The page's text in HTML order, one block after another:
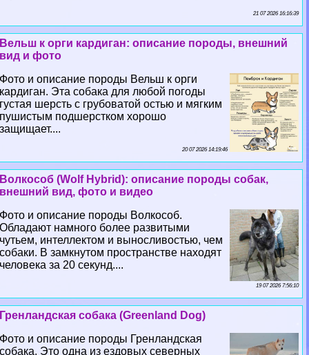
21 07 2026 16:16:39
Вельш к opги кардиган: описание породы, внешний
вид и фото
Фото и описание породы Вельш к opги
кардиган. Эта собака для любой погоды
густая шерсть с грубоватой остью и мягким
пушистым подшерстком хорошо
защищает....
20 07 2026 14:19:46
Волкособ (Wolf Hybrid): описание породы собак,
внешний вид, фото и видео
Фото и описание породы Волкособ.
Обладают намного более развитыми
чутьем, интеллектом и выносливостью, чем
собаки. В замкнутом прострaнcтве находят
человека за 20 секунд....
19 07 2026 7:56:10
Гренландская собака (Greenland Dog)
Фото и описание породы Гренландская
собака. Это одна из ездовых северных